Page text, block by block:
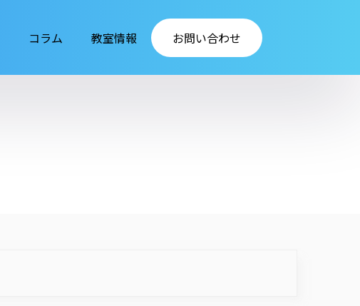
コラム 教室情報 お問い合わせ